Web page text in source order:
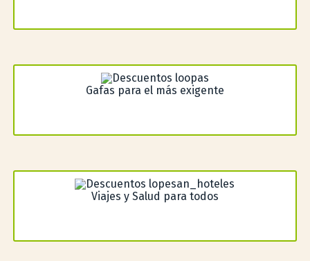
Gafas para el más exigente
Viajes y Salud para todos